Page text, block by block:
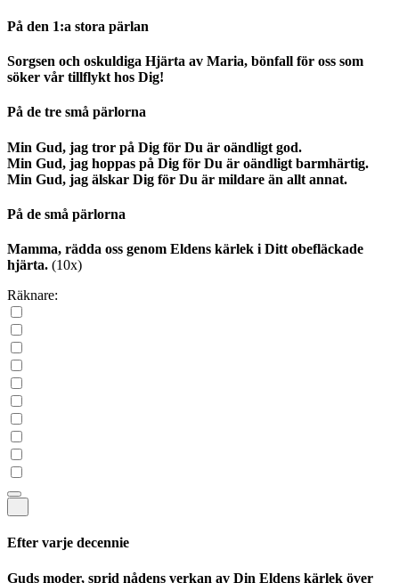
På den 1:a stora pärlan
Sorgsen och oskuldiga Hjärta av Maria, bönfall för oss som
söker vår tillflykt hos Dig!
På de tre små pärlorna
Min Gud, jag tror på Dig för Du är oändligt god.
Min Gud, jag hoppas på Dig för Du är oändligt barmhärtig.
Min Gud, jag älskar Dig för Du är mildare än allt annat.
På de små pärlorna
Mamma, rädda oss genom Eldens kärlek i Ditt obefläckade
hjärta. (10x)
Räknare:
Efter varje decennie
Guds moder, sprid nådens verkan av Din Eldens kärlek över